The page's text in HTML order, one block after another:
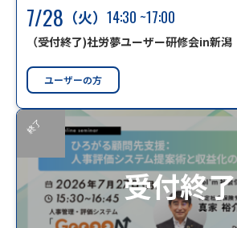
7/28 （火） 14:30~17:00
（受付終了)社労夢ユーザー研修会in新潟
ユーザーの方
終了
受付終了